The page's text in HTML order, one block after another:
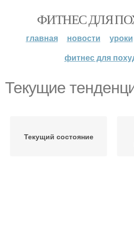
ФИТНЕС ДЛЯ
главная новости уроки
фитнес для
Текущие
Текущий состояние